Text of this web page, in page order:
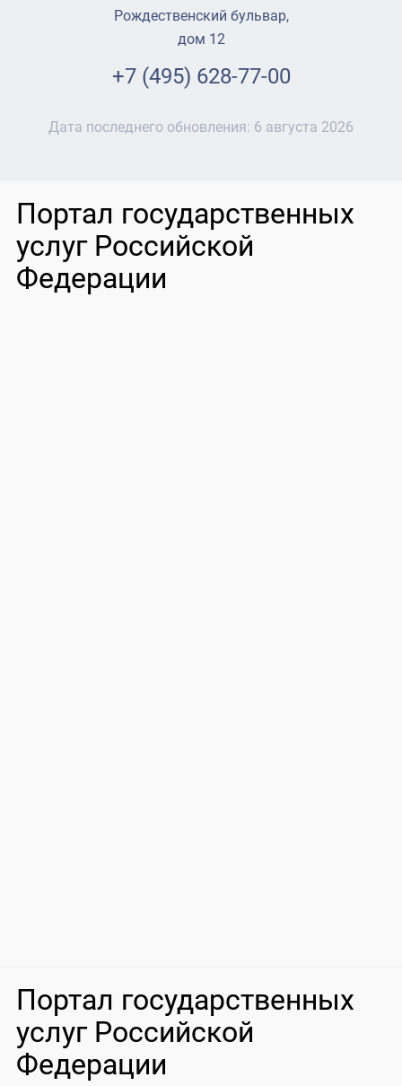
Рождественский бульвар,
дом 12
+7 (495) 628-77-00
Дата последнего обновления: 6 августа 2026
Портал государственных
услуг Российской
Федерации
Портал государственных
услуг Российской
Федерации